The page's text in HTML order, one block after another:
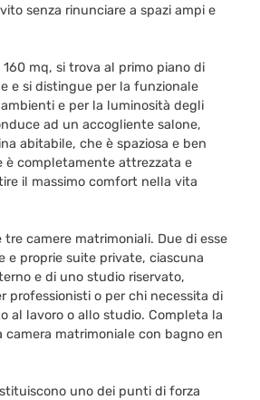
senza rinunciare a spazi ampi e
160 mq, si trova al primo piano di
e si distingue per la funzionale
e per la luminosità degli
ad un accogliente salone,
abitabile, che è spaziosa e ben
è completamente attrezzata e
il massimo comfort nella vita
camere matrimoniali. Due di esse
e proprie suite private, ciascuna
e di uno studio riservato,
professionisti o per chi necessita di
al lavoro o allo studio. Completa la
camera matrimoniale con bagno en
uno dei punti di forza